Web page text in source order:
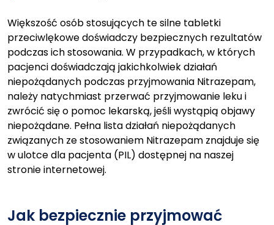
Większość osób stosujących te silne tabletki
przeciwlękowe doświadczy bezpiecznych rezultatów
podczas ich stosowania. W przypadkach, w których
pacjenci doświadczają jakichkolwiek działań
niepożądanych podczas przyjmowania Nitrazepam,
należy natychmiast przerwać przyjmowanie leku i
zwrócić się o pomoc lekarską, jeśli wystąpią objawy
niepożądane. Pełna lista działań niepożądanych
związanych ze stosowaniem Nitrazepam znajduje się
w ulotce dla pacjenta (PIL) dostępnej na naszej
stronie internetowej.
Jak bezpiecznie przyjmować